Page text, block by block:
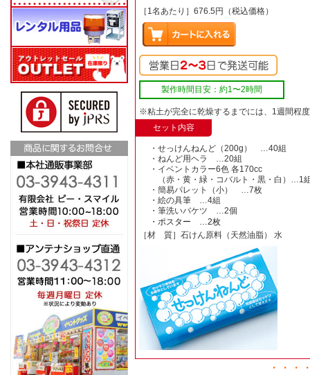
［1名あたり］676.5円（税込価格）
製作時間目安：約1〜2時間
※粘土が完全に乾燥するまでには、1週間程
セット内容
・せっけんねんど（200g） …40組
・ねんど用ヘラ …20組
・イベントカラー6色 各170cc
（赤・黄・緑・コバルト・黒・白）…1
・簡易パレット（小） …7枚
・絵の具筆 …4組
・筆洗いバケツ …2個
・ポスター …2枚
［材 質］石けん原料（天然油脂） 水